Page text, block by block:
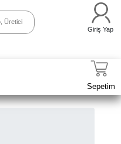
Giriş Yap
Sepetim